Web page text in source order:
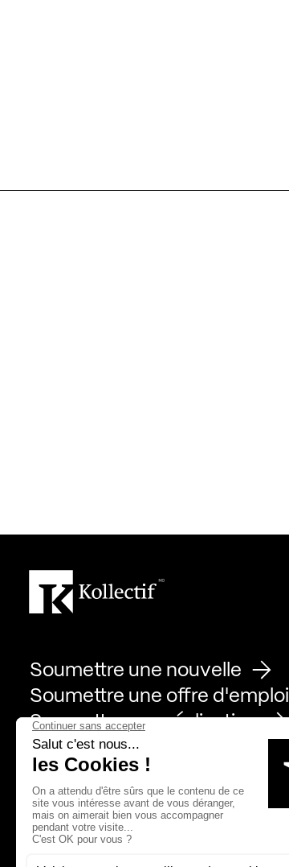
Soumettre une nouvelle
Soumettre une offre d'emploi
Soumettre une réalisation
Page Facebook de Kollectif
Page Instagram de Kollectif
Page Linkedin de Kollectif